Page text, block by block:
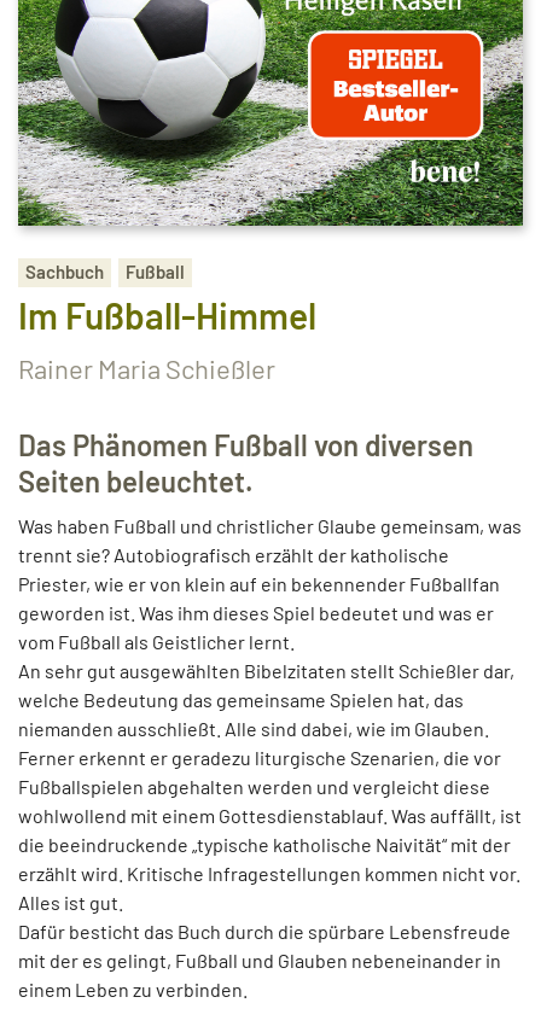
Sachbuch Fußball
Im Fußball-Himmel
Rainer Maria Schießler
Das Phänomen Fußball von diversen
Seiten beleuchtet.
Was haben Fußball und christlicher Glaube gemeinsam, was
trennt sie? Autobiografisch erzählt der katholische
Priester, wie er von klein auf ein bekennender Fußballfan
geworden ist. Was ihm dieses Spiel bedeutet und was er
vom Fußball als Geistlicher lernt.
An sehr gut ausgewählten Bibelzitaten stellt Schießler dar,
welche Bedeutung das gemeinsame Spielen hat, das
niemanden ausschließt. Alle sind dabei, wie im Glauben.
Ferner erkennt er geradezu liturgische Szenarien, die vor
Fußballspielen abgehalten werden und vergleicht diese
wohlwollend mit einem Gottesdienstablauf. Was auffällt, ist
die beeindruckende „typische katholische Naivität“ mit der
erzählt wird. Kritische Infragestellungen kommen nicht vor.
Alles ist gut.
Dafür besticht das Buch durch die spürbare Lebensfreude
mit der es gelingt, Fußball und Glauben nebeneinander in
einem Leben zu verbinden.